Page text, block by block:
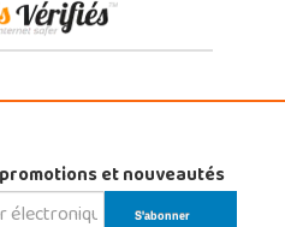
et nouveautés